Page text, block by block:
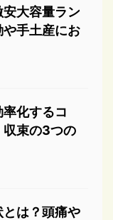
大容量ラン
手土産にお
化するコ
収束の3つの
は？頭痛や